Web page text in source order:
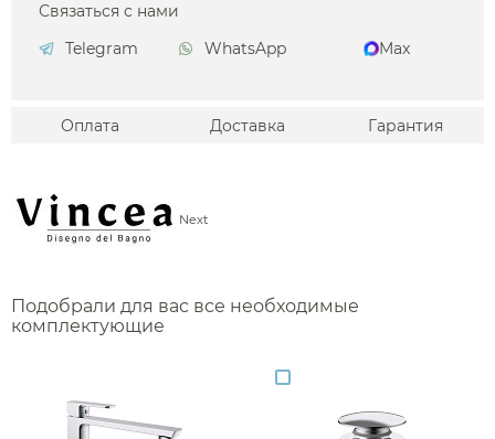
Связаться с нами
Telegram
WhatsApp Max
Оплата Доставка Гарантия
Next
Подобрали для вас все необходимые
комплектующие